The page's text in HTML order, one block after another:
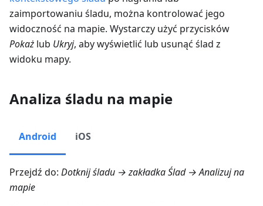
zaimportowaniu śladu, można kontrolować jego
widoczność na mapie. Wystarczy użyć przycisków
Pokaż lub Ukryj, aby wyświetlić lub usunąć ślad z
widoku mapy.
Analiza śladu na mapie
Android iOS
Przejdź do: Dotknij śladu → zakładka Ślad →Analizuj na
mapie